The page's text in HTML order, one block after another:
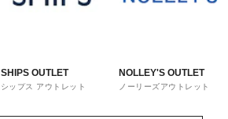
SHIPS OUTLET
シップス アウトレット
NOLLEY'S OUTLET
ノーリーズアウトレット